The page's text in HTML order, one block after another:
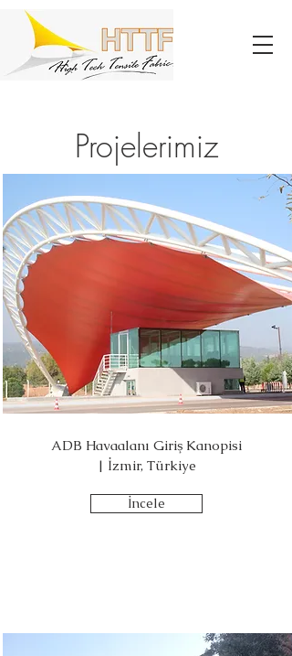
Projelerimiz
ADB Havaalanı Giriş Kanopisi
| İzmir, Türkiye
İncele